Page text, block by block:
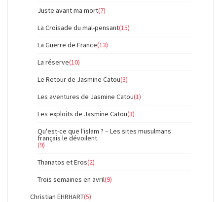
Juste avant ma mort(7)
La Croisade du mal-pensant(15)
La Guerre de France(13)
La réserve(10)
Le Retour de Jasmine Catou(3)
Les aventures de Jasmine Catou(1)
Les exploits de Jasmine Catou(3)
Qu'est-ce que l'islam ? – Les sites musulmans
français le dévoilent.
(9)
Thanatos et Eros(2)
Trois semaines en avril(9)
Christian EHRHART(5)